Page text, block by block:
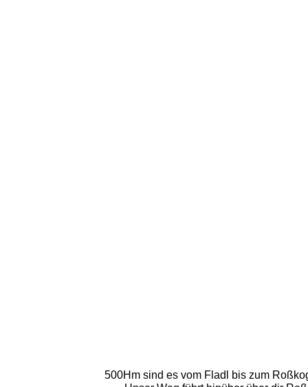
500Hm sind es vom Fladl bis zum